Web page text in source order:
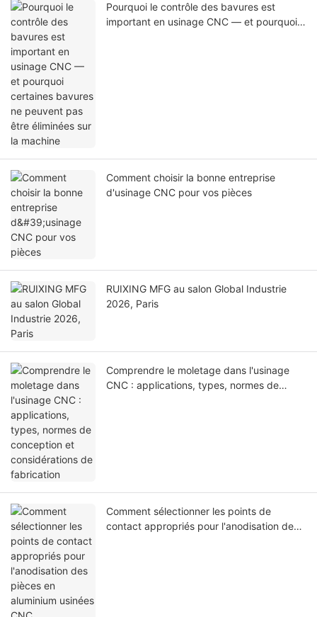
Pourquoi le contrôle des bavures est
important en usinage CNC — et pourquoi
Comment choisir la bonne entreprise
d'usinage CNC pour vos pièces
RUIXING MFG au salon Global Industrie
2026, Paris
Comprendre le moletage dans l'usinage
CNC : applications, types, normes de
Comment sélectionner les points de
contact appropriés pour l'anodisation des